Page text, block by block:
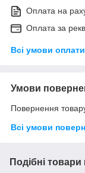
Оплата на
Оплата за
Всі умови оплати
Умови
Повернення
Всі умови
Подібні товари